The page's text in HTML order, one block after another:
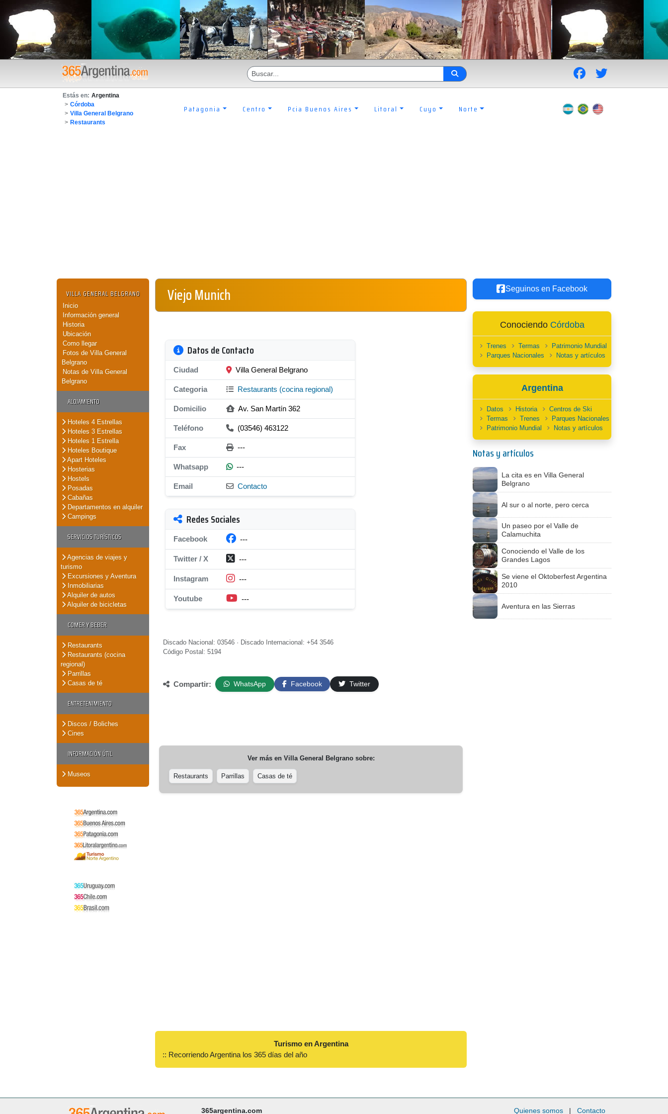
Estás en: Argentina
> Córdoba
> Villa General Belgrano
> Restaurants
Patagonia Centro Pcia Buenos Aires Litoral Cuyo Norte
VILLA GENERAL BELGRANO
Inicio
Información general
Historia
Ubicación
Como llegar
Fotos de Villa General
Belgrano
Notas de Villa General
Belgrano
ALOJAMIENTO
Hoteles 4 Estrellas
Hoteles 3 Estrellas
Hoteles 1 Estrella
Hoteles Boutique
Apart Hoteles
Hosterias
Hostels
Posadas
Cabañas
Departamentos en alquiler
Campings
SERVICIOS TURÍSTICOS
Agencias de viajes y
turismo
Excursiones y Aventura
Inmobiliarias
Alquiler de autos
Alquiler de bicicletas
COMER Y BEBER
Restaurants
Restaurants (cocina
regional)
Parrillas
Casas de té
ENTRETENIMIENTO
Discos / Boliches
Cines
INFORMACIÓN ÚTIL
Museos
Viejo Munich
Datos de Contacto
Ciudad Villa General Belgrano
Categoria Restaurants (cocina regional)
Domicilio Av. San Martín 362
Teléfono (03546) 463122
Fax ---
Whatsapp ---
Email Contacto
Redes Sociales
Facebook ---
Twitter / X ---
Instagram ---
Youtube ---
Discado Nacional: 03546 · Discado Internacional: +54 3546
Código Postal: 5194
Compartir: WhatsApp Facebook Twitter
Ver más en Villa General Belgranosobre:
Restaurants Parrillas Casas de té
Turismo en Argentina
:: Recorriendo Argentina los 365 días del año
Seguinos en Facebook
Conociendo Córdoba
Trenes Termas
Patrimonio Mundial
Parques Nacionales
Notas y artículos
Argentina
Datos Historia
Centros de Ski
Termas
Trenes
Parques Nacionales
Patrimonio Mundial
Notas y artículos
Notas y artículos
La cita es en Villa General
Belgrano
Al sur o al norte, pero cerca
Un paseo por el Valle de
Calamuchita
Conociendo el Valle de los
Grandes Lagos
Se viene el Oktoberfest Argentina
2010
Aventura en las Sierras
365argentina.com Quienes somos | Contacto